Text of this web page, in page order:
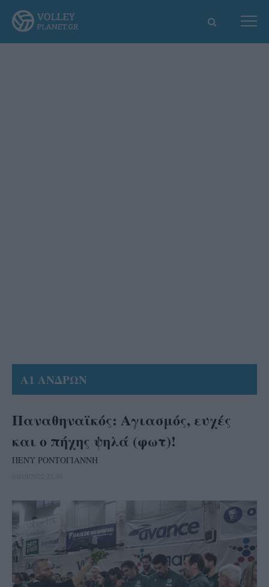
Α1 ΑΝΔΡΩΝ
Παναθηναϊκός: Αγιασμός, ευχές
και ο πήχης ψηλά (φωτ)!
ΠΕΝΥ ΡΟΝΤΟΓΙΑΝΝΗ